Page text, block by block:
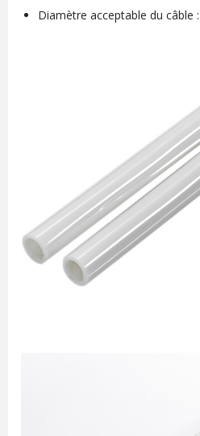
Diamètre acceptable du câble